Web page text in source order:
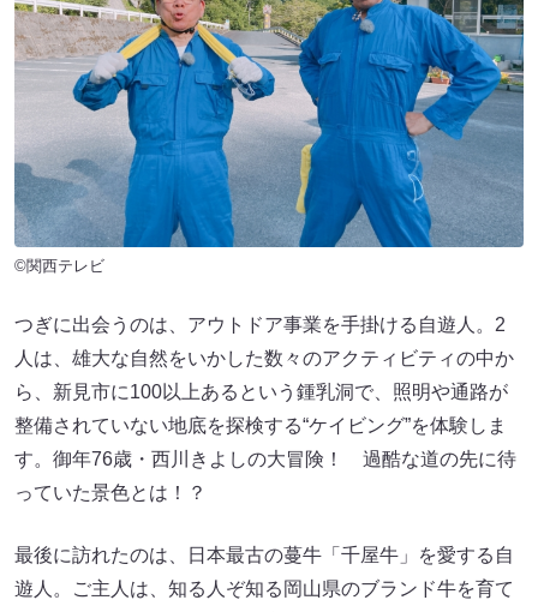
©関西テレビ
つぎに出会うのは、アウトドア事業を手掛ける自遊人。2
人は、雄大な自然をいかした数々のアクティビティの中か
ら、新見市に100以上あるという鍾乳洞で、照明や通路が
整備されていない地底を探検する“ケイビング”を体験しま
す。御年76歳・西川きよしの大冒険！ 過酷な道の先に待
っていた景色とは！？
最後に訪れたのは、日本最古の蔓牛「千屋牛」を愛する自
遊人。ご主人は、知る人ぞ知る岡山県のブランド牛を育て